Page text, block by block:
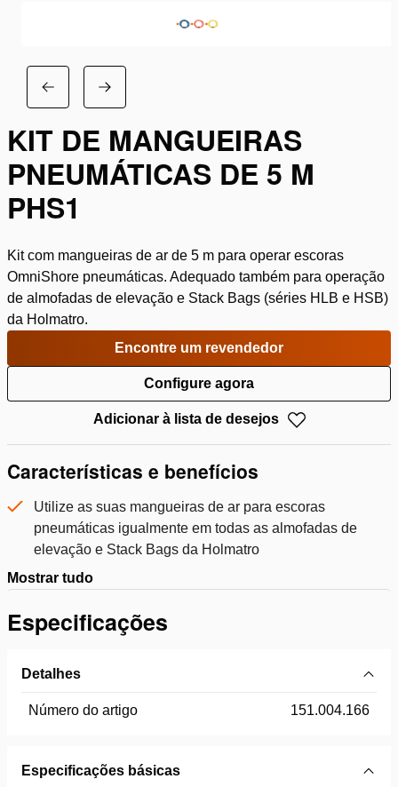
KIT DE MANGUEIRAS
PNEUMÁTICAS DE 5 M
PHS1
Kit com mangueiras de ar de 5 m para operar escoras
OmniShore pneumáticas. Adequado também para operação
de almofadas de elevação e Stack Bags (séries HLB e HSB)
da Holmatro.
Encontre um revendedor
Configure agora
Adicionar à lista de desejos
Características e benefícios
Utilize as suas mangueiras de ar para escoras
pneumáticas igualmente em todas as almofadas de
elevação e Stack Bags da Holmatro
Mostrar tudo
Especificações
Detalhes
Número do artigo 151.004.166
Especificações básicas